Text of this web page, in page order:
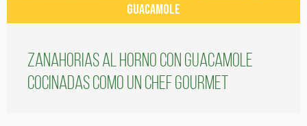
GUACAMOLE
Zanahorias al horno con guacamole
cocinadas como un chef gourmet